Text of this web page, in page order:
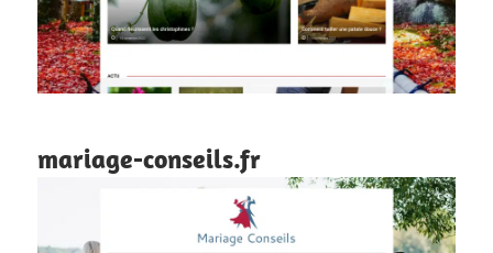
mariage-conseils.fr